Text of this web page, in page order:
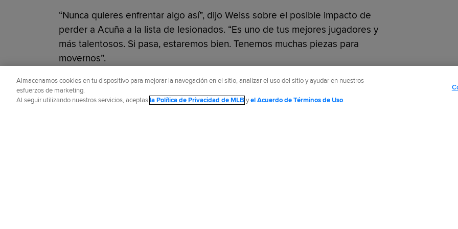
“Nunca quieres enfrentar algo así”, dijo Weiss sobre el posible impacto de
perder a Acuña a la lista de lesionados. “Es uno de tus mejores jugadores y
más talentosos. Si pasa, estaremos bien. Tenemos muchas piezas para
movernos”.
¿Te gustó este artículo?
Almacenamos cookies en tu dispositivo para mejorar la navegación en el sitio, analizar el uso del sitio y ayudar en nuestros
esfuerzos de marketing.
Al seguir utilizando nuestros servicios, aceptasla Política de Privacidad de MLB yel Acuerdo de Términos de Uso.